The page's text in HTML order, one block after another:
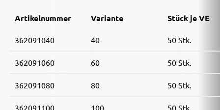
Makita:9036
SR 4350
EST 170
Hitachi:FS 10SB
Black & Decker: KA175, KA186, KA186E
Artikelnummer Variante Stück je VE
362091040 40 50 Stk.
362091060 60 50 Stk.
362091080 80 50 Stk.
362091100 100 50 Stk.